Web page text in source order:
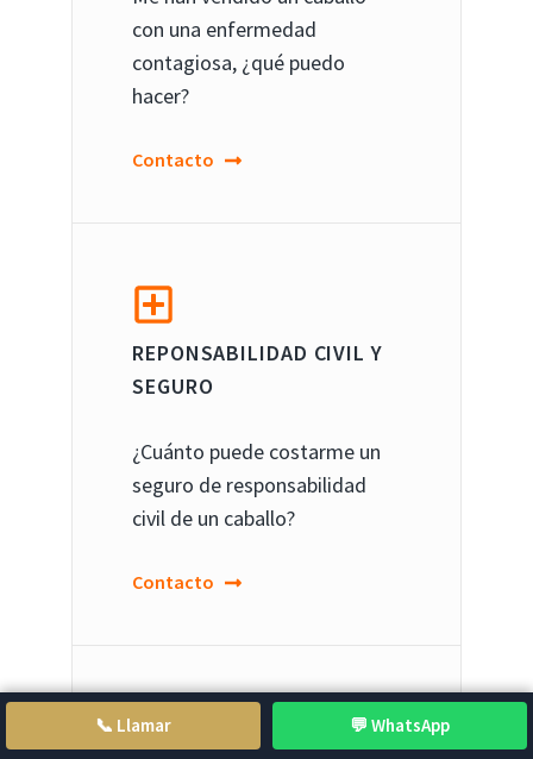
con una enfermedad
contagiosa, ¿qué puedo
hacer?
Contacto
REPONSABILIDAD CIVIL Y
SEGURO
¿Cuánto puede costarme un
seguro de responsabilidad
civil de un caballo?
Contacto
📞 Llamar 💬 WhatsApp